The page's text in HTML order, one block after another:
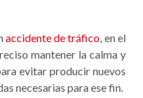
accidente de tráfico, en el
mantener la calma y
evitar producir nuevos
necesarias para ese fin.